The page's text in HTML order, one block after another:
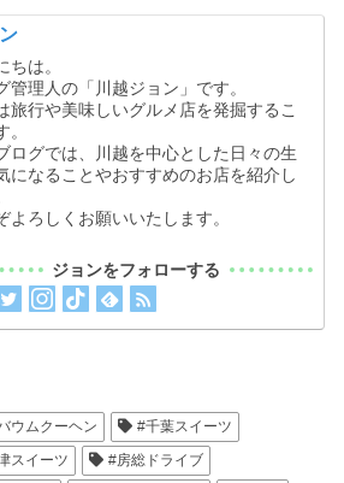
ちは。
管理人の「川越ジョン」です。
旅行や美味しいグルメ店を発掘するこ
。
ログでは、川越を中心とした日々の生
になることやおすすめのお店を紹介し
よろしくお願いいたします。
ジョンをフォローする
ウムクーヘン
#千葉スイーツ
スイーツ
#房総ドライブ